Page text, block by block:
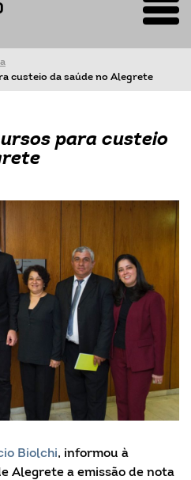
custeio da saúde no Alegrete
para custeio
Biolchi, informou à
Alegrete a emissão de nota